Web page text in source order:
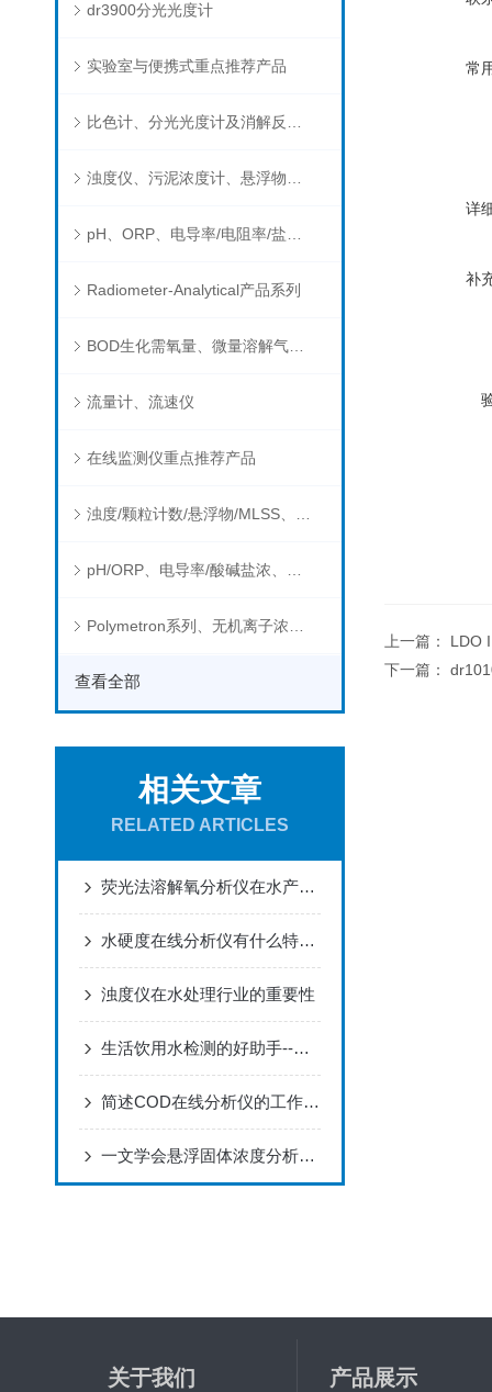
dr3900分光光度计
实验室与便携式重点推荐产品
Radiometer-Analytical产品系列
BOD生化需氧量、微量溶解气体和现场水质测试组件以及其他分析仪
流量计、流速仪
在线监测仪重点推荐产品
查看全部
相关文章
RELATED ARTICLES
荧光法溶解氧分析仪在水产养殖中的应用
水硬度在线分析仪有什么特点？作用是什么？
浊度仪在水处理行业的重要性
生活饮用水检测的好助手--美国HACH 2100N 浊度仪
简述COD在线分析仪的工作原理
一文学会悬浮固体浓度分析仪的使用步骤
常
详
补
上一篇： LDO
下一篇：
关于我们 产品展示